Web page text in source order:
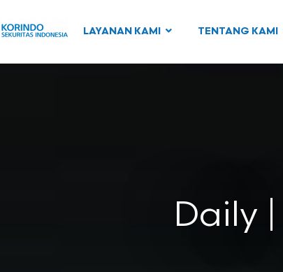
LAYANAN KAMI TENTANG KAMI
Daily